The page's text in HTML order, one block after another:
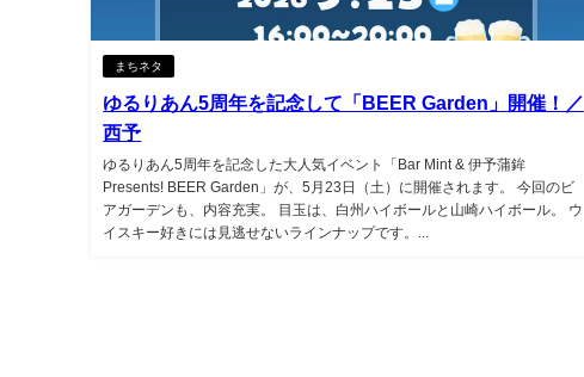
まちネタ
ゆるりあん5周年を記念して「BEER Garden」開催！／
西予
ゆるりあん5周年を記念した大人気イベント「Bar Mint & 伊予蒲鉾
Presents! BEER Garden」が、5月23日（土）に開催されます。 今回のビ
アガーデンも、内容充実。 目玉は、白州ハイボールと山崎ハイボール。 ウ
イスキー好きには見逃せないラインナップです。...